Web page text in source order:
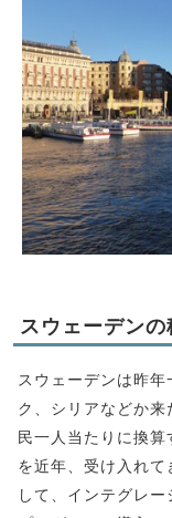
スウェーデン
スウェーデンは昨
ク、シリアなどか
民一人当たりに換
を近年、受け入れ
して、インテグレ